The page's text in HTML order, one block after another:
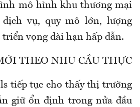
mô hình khu thương mại
vụ, quy mô lớn, lượng
vọng dài hạn hấp dẫn.
THEO NHU CẦU THỰC
tiếp tục cho thấy thị trường
giữ ổn định trong nửa đầu